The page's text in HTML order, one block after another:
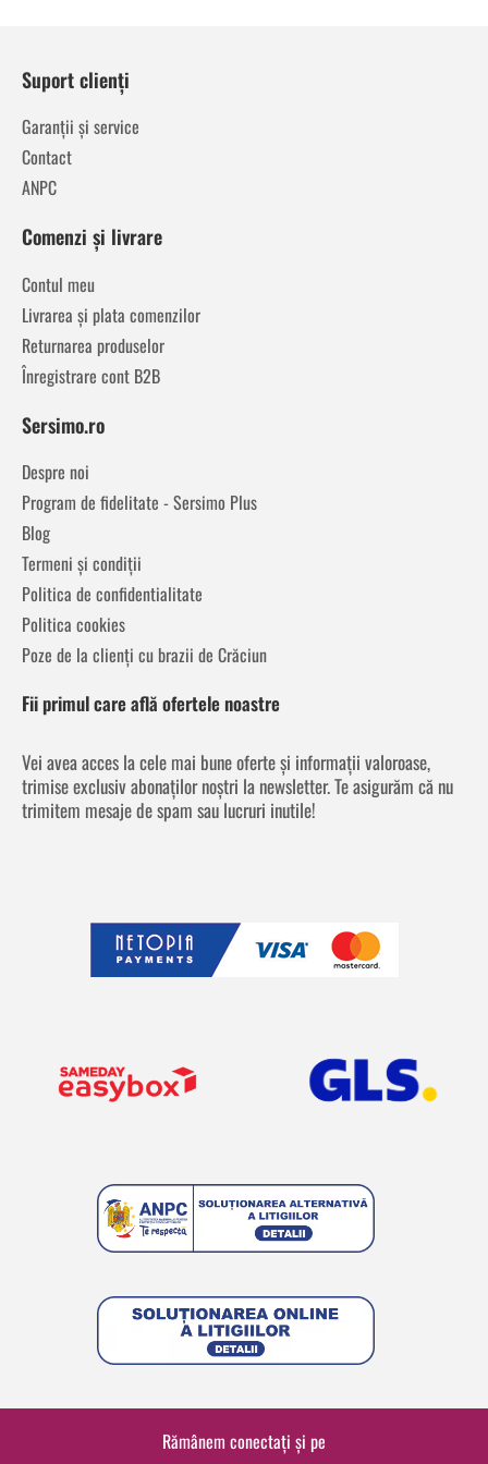
Suport clienți
Garanții și service
Contact
ANPC
Comenzi și livrare
Contul meu
Livrarea și plata comenzilor
Returnarea produselor
Înregistrare cont B2B
Sersimo.ro
Despre noi
Program de fidelitate - Sersimo Plus
Blog
Termeni și condiții
Politica de confidentialitate
Politica cookies
Poze de la clienți cu brazii de Crăciun
Fii primul care află ofertele noastre
Vei avea acces la cele mai bune oferte și informații valoroase,
trimise exclusiv abonaților noștri la newsletter. Te asigurăm că nu
trimitem mesaje de spam sau lucruri inutile!
Rămânem conectați și pe